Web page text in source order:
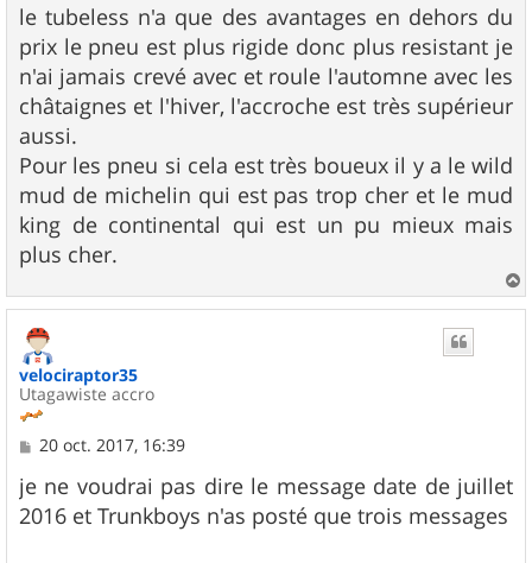
s
s
a
g
e
le tubeless n'a que des avantages en dehors du
prix le pneu est plus rigide donc plus resistant je
n'ai jamais crevé avec et roule l'automne avec les
châtaignes et l'hiver, l'accroche est très supérieur
aussi.
Pour les pneu si cela est très boueux il y a le wild
mud de michelin qui est pas trop cher et le mud
king de continental qui est un pu mieux mais
plus cher.
a
velociraptor35
Utagawiste accro
M
s
s
a
20 oct. 2017, 16:39
je ne voudrai pas dire le message date de juillet
2016 et Trunkboys n'as posté que trois messages